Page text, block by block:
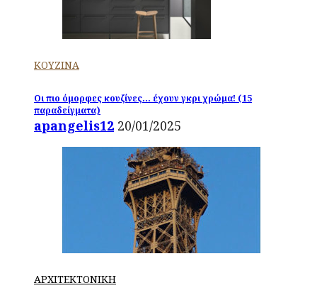
ΚΟΥΖΙΝΑ
Οι πιο όμορφες κουζίνες… έχουν γκρι χρώμα! (15
παραδείγματα)
apangelis12 20/01/2025
ΑΡΧΙΤΕΚΤΟΝΙΚΗ